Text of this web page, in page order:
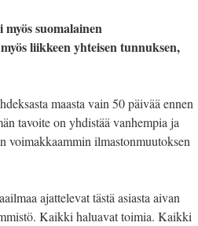
suomalainen
liikkeen yhteisen tunnuksen,
maasta vain 50 päivää ennen
tavoite on yhdistää vanhempia ja
voimakkaammin ilmastonmuutoksen
ajattelevat tästä asiasta aivan
Kaikki haluavat toimia. Kaikki